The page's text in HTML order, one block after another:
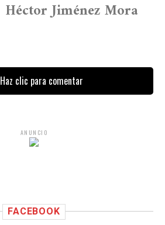
Héctor Jiménez Mora
Haz clic para comentar
ANUNCIO
FACEBOOK